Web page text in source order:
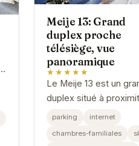
Meije 13: Grand
duplex proche
télésiège, vue
panoramique
★★★★★
Le Meije 13 est un
duplex situé à
immédiate des
parking
internet
chambres-familiales